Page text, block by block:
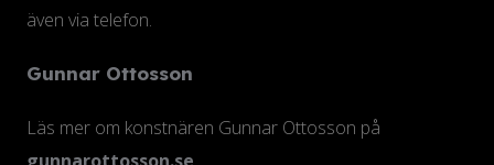
även via telefon.
Gunnar Ottosson
Läs mer om konstnären Gunnar Ottosson på